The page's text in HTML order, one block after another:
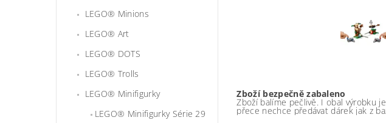
LEGO® Minions
LEGO® Art
LEGO® DOTS
LEGO® Trolls
LEGO® Minifigurky
LEGO® Minifigurky Série 29
Zboží bezpečně zabaleno
Zboží balíme pečlivě. I obal výrobku
přece nechce předávat dárek jak z